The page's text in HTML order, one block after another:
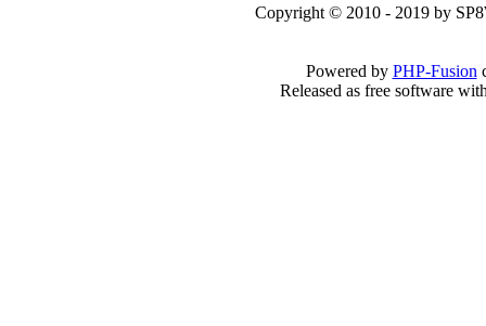
Copyright © 2010 - 2019 by
Powered by PHP-Fusion
Released as free software